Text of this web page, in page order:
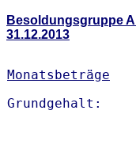
Besoldungsgruppe A
31.12.2013
Monatsbeträge